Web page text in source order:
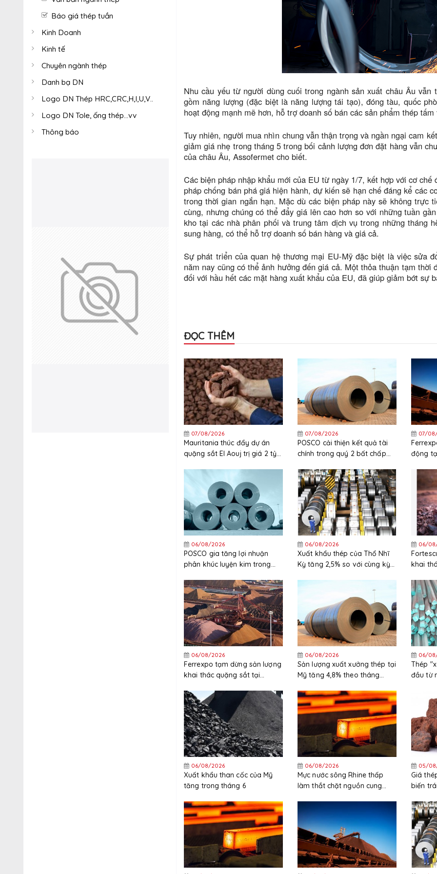
Báo giá thép tuần
Kinh Doanh
Kinh tế
Chuyên ngành thép
Danh bạ DN
Logo DN Thép HRC,CRC,H,I,U,V..
Logo DN Tole, ống thép...vv
Thông báo
Nhu cầu yếu từ người dùng cuối trong ngành sản xuất châu Âu
gồm năng lượng (đặc biệt là năng lượng tái tạo), đóng tàu, quốc
hoạt động mạnh mẽ hơn, hỗ trợ doanh số bán các sản phẩm thép
Tuy nhiên, người mua nhìn chung vẫn thận trọng và ngần ngại cam
giảm giá nhẹ trong tháng 5 trong bối cảnh lượng đơn đặt hàng vẫn
của châu Âu, Assofermet cho biết.
Các biện pháp nhập khẩu mới của EU từ ngày 1/7, kết hợp với cơ
pháp chống bán phá giá hiện hành, dự kiến ​​sẽ hạn chế đáng kể các
trong thời gian ngắn hạn. Mặc dù các biện pháp này sẽ không trực
cùng, nhưng chúng có thể đẩy giá lên cao hơn so với những tuần
kho tại các nhà phân phối và trung tâm dịch vụ trong những tháng
sung hàng, có thể hỗ trợ doanh số bán hàng và giá cả.
Sự phát triển của quan hệ thương mại EU-Mỹ đặc biệt là việc sửa
năm nay cũng có thể ảnh hưởng đến giá cả. Một thỏa thuận tạm
đối với hầu hết các mặt hàng xuất khẩu của EU, đã giúp giảm bớt sự
ĐỌC THÊM
07/08/2026
Mauritania thúc đẩy dự án
quặng sắt El Aouj trị giá 2 tỷ
07/08/2026
POSCO cải thiện kết quả tài
chính trong quý 2 bất chấp
cao
07/
động
06/08/2026
POSCO gia tăng lợi nhuận
phân khúc luyện kim trong
06/08/2026
Xuất khẩu thép của Thổ Nhĩ
Kỳ tăng 2,5% so với cùng kỳ
06/
khai
06/08/2026
Ferrexpo tạm dừng sản lượng
khai thác quặng sắt tại
06/08/2026
Sản lượng xuất xưởng thép tại
Mỹ tăng 4,8% theo tháng
06/
Thép
đầu từ
06/08/2026
Xuất khẩu than cốc của Mỹ
tăng trong tháng 6
06/08/2026
Mực nước sông Rhine thấp
làm thắt chặt nguồn cung
05/
Giá
biến
khẩu
giới